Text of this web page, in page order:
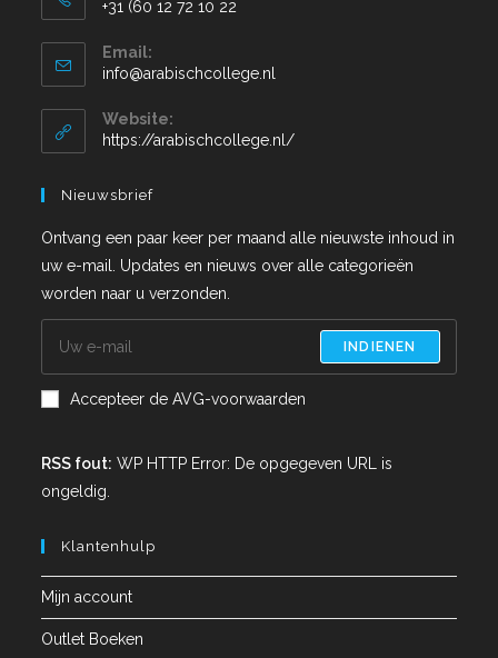
+31 (60 12 72 10 22
Email:
info@arabischcollege.nl
Website:
https://arabischcollege.nl/
Nieuwsbrief
Ontvang een paar keer per maand alle nieuwste inhoud in
uw e-mail. Updates en nieuws over alle categorieën
worden naar u verzonden.
INDIENEN
Accepteer de AVG-voorwaarden
RSS fout: WP HTTP Error: De opgegeven URL is
ongeldig.
Klantenhulp
Mijn account
Outlet Boeken